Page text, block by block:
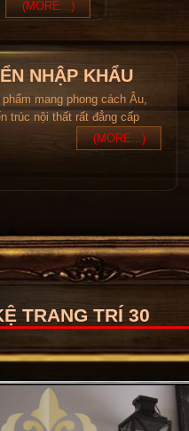
(MORE...)
NHẬP KHẨU
mang phong cách Âu,
trúc nội thất rất đẳng cấp
(MORE...)
TRANG TRÍ 30